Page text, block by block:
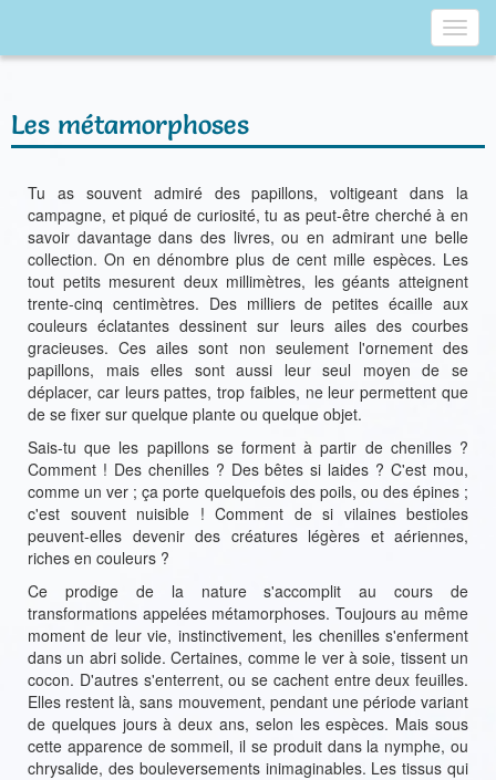
Les métamorphoses
Tu as souvent admiré des papillons, voltigeant dans la
campagne, et piqué de curiosité, tu as peut-être cherché à en
savoir davantage dans des livres, ou en admirant une belle
collection. On en dénombre plus de cent mille espèces. Les
tout petits mesurent deux millimètres, les géants atteignent
trente-cinq centimètres. Des milliers de petites écaille aux
couleurs éclatantes dessinent sur leurs ailes des courbes
gracieuses. Ces ailes sont non seulement l'ornement des
papillons, mais elles sont aussi leur seul moyen de se
déplacer, car leurs pattes, trop faibles, ne leur permettent que
de se fixer sur quelque plante ou quelque objet.
Sais-tu que les papillons se forment à partir de chenilles ?
Comment ! Des chenilles ? Des bêtes si laides ? C'est mou,
comme un ver ; ça porte quelquefois des poils, ou des épines ;
c'est souvent nuisible ! Comment de si vilaines bestioles
peuvent-elles devenir des créatures légères et aériennes,
riches en couleurs ?
Ce prodige de la nature s'accomplit au cours de
transformations appelées métamorphoses. Toujours au même
moment de leur vie, instinctivement, les chenilles s'enferment
dans un abri solide. Certaines, comme le ver à soie, tissent un
cocon. D'autres s'enterrent, ou se cachent entre deux feuilles.
Elles restent là, sans mouvement, pendant une période variant
de quelques jours à deux ans, selon les espèces. Mais sous
cette apparence de sommeil, il se produit dans la nymphe, ou
chrysalide, des bouleversements inimaginables. Les tissus qui